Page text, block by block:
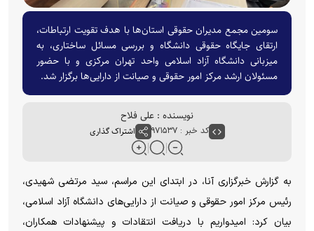
سومین مجمع مدیران حقوقی استان‌ها با هدف تقویت ارتباطات،
ارتقای جایگاه حقوقی دانشگاه و بررسی مسائل ساختاری، به
میزبانی دانشگاه آزاد اسلامی واحد تهران مرکزی و با حضور
مسئولان ارشد مرکز امور حقوقی و صیانت از دارایی‌ها برگزار شد.
نویسنده : علی فلاح
کد خبر : ۹۷۱۵۳۷ اشتراک گذاری
به گزارش خبرگزاری آنا، در ابتدای این مراسم، سید مرتضی شهیدی،
رئیس مرکز امور حقوقی و صیانت از دارایی‌های دانشگاه آزاد اسلامی،
بیان کرد: امیدواریم با دریافت انتقادات و پیشنهادات همکاران،